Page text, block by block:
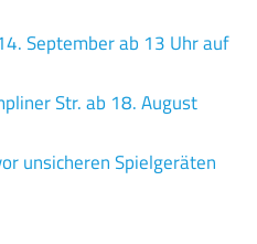
September ab 13 Uhr auf
Str. ab 18. August
unsicheren Spielgeräten